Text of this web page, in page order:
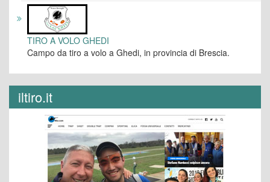
TIRO A VOLO GHEDI
Campo da tiro a volo a Ghedi, in provincia di Brescia.
iltiro.it